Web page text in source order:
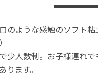
のような感触のソフト
少人数制。お子様連れで
ります。